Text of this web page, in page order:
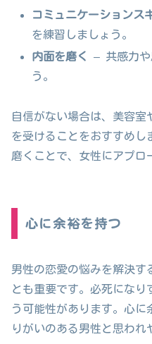
コミュニケーションス
を練習しましょう。
内面を磨く
– 共感力や
う。
自信がない場合は、美容室
を受けることをおすすめし
磨くことで、女性にアプロ
心に余裕を持つ
男性の恋愛の悩みを解決す
とも重要です。必死になり
う可能性があります。心に
りがいのある男性と思われ